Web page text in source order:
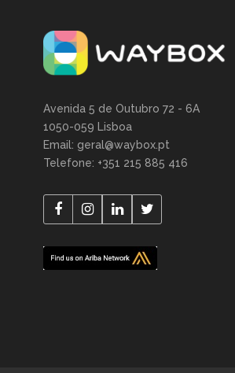
Avenida 5 de Outubro 72 - 6A
1050-059 Lisboa
Email: geral@waybox.pt
Telefone: +351 215 885 416